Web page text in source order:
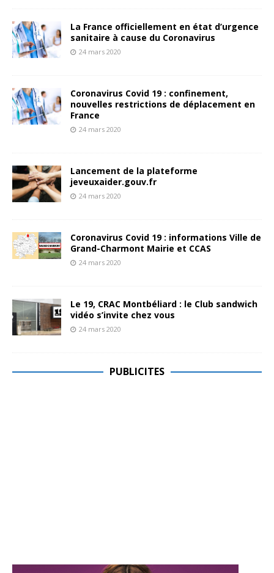
La France officiellement en état d’urgence
sanitaire à cause du Coronavirus
24 mars 2020
Coronavirus Covid 19 : confinement,
nouvelles restrictions de déplacement en
France
24 mars 2020
Lancement de la plateforme
jeveuxaider.gouv.fr
24 mars 2020
Coronavirus Covid 19 : informations Ville de
Grand-Charmont Mairie et CCAS
24 mars 2020
Le 19, CRAC Montbéliard : le Club sandwich
vidéo s’invite chez vous
24 mars 2020
PUBLICITES